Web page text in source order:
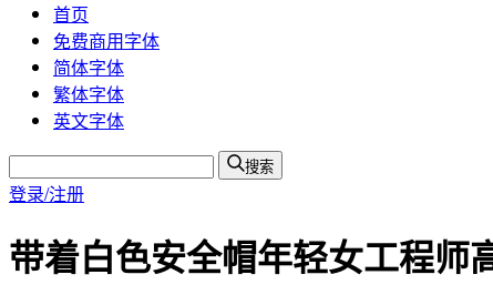
首页
免费商用字体
简体字体
繁体字体
英文字体
搜索
登录/注册
带着白色安全帽年轻女工程师